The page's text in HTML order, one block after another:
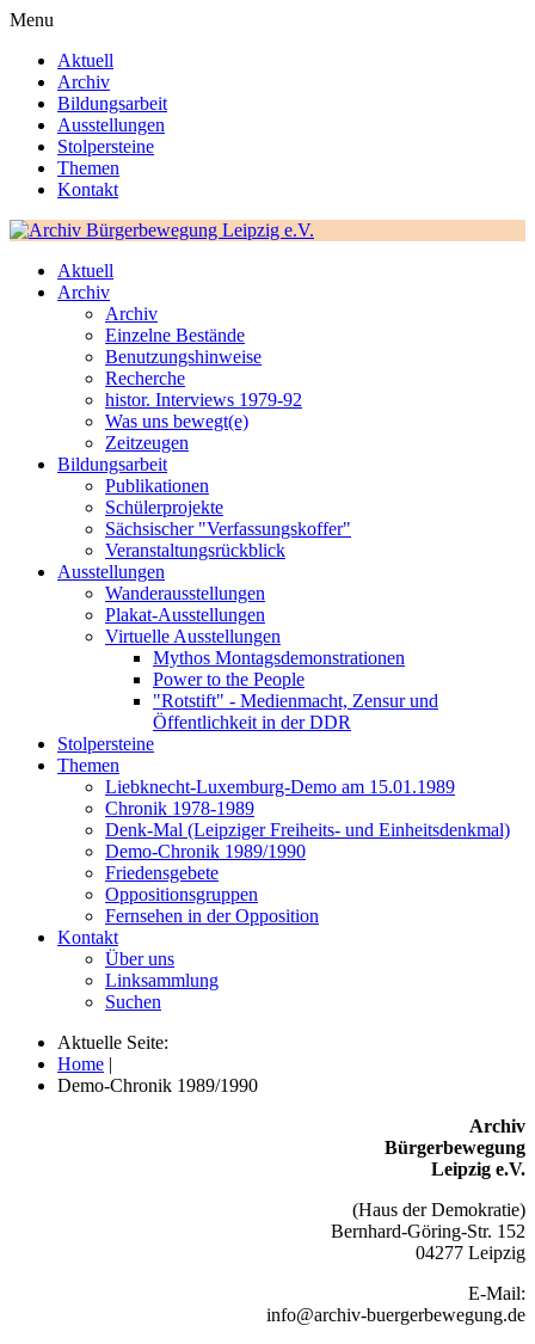
Menu
Aktuell
Archiv
Bildungsarbeit
Ausstellungen
Stolpersteine
Themen
Kontakt
Aktuell
Archiv
Archiv
Einzelne Bestände
Benutzungshinweise
Recherche
histor. Interviews 1979-92
Was uns bewegt(e)
Zeitzeugen
Bildungsarbeit
Publikationen
Schülerprojekte
Sächsischer "Verfassungskoffer"
Veranstaltungsrückblick
Ausstellungen
Wanderausstellungen
Plakat-Ausstellungen
Virtuelle Ausstellungen
Mythos Montagsdemonstrationen
Power to the People
"Rotstift" - Medienmacht, Zensur und
Öffentlichkeit in der DDR
Stolpersteine
Themen
Liebknecht-Luxemburg-Demo am 15.01.1989
Chronik 1978-1989
Denk-Mal (Leipziger Freiheits- und Einheitsdenkmal)
Demo-Chronik 1989/1990
Friedensgebete
Oppositionsgruppen
Fernsehen in der Opposition
Kontakt
Über uns
Linksammlung
Suchen
Aktuelle Seite:
Home |
Demo-Chronik 1989/1990
Archiv
Bürgerbewegung
Leipzig e.V.
(Haus der Demokratie)
Bernhard-Göring-Str. 152
04277 Leipzig
E-Mail:
info@archiv-buergerbewegung.de